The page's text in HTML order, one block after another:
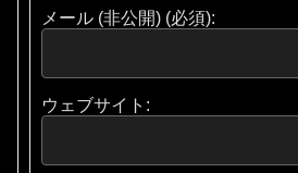
メール (非公開) (必須):
ウェブサイト: